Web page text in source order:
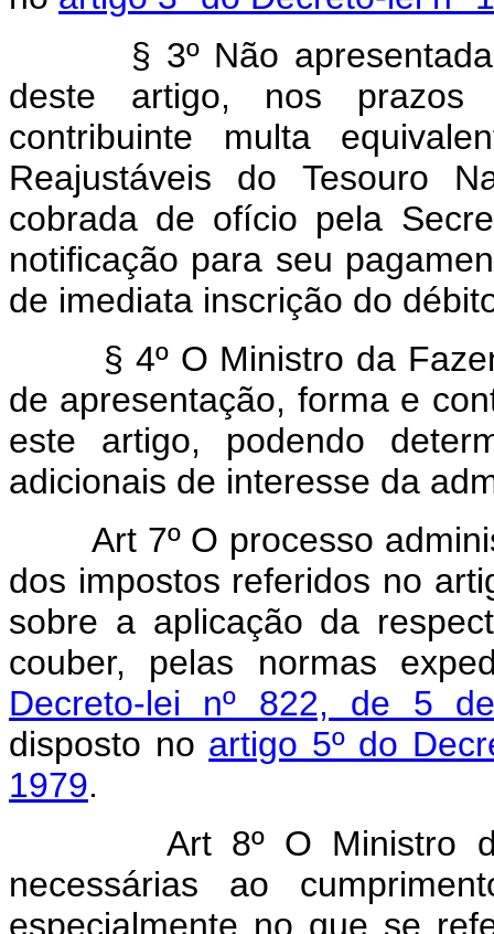
§ 3º Não apresentada a
deste artigo, nos prazos
contribuinte multa
Reajustáveis do Tesouro
cobrada de ofício pela
notificação para seu
de imediata inscrição do
§ 4º O Ministro da
de apresentação, forma e
este artigo, podendo
adicionais de interesse da
Art 7º O processo
dos impostos referidos no
sobre a aplicação da
couber, pelas normas
Decreto-lei nº 822, de 5
disposto no artigo 5º do
1979.
Art 8º O Ministro da
necessárias ao
especialmente no que se